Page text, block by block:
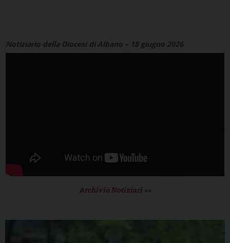
Notiziario della Diocesi di Albano – 18 giugno 2026
Archivio Notiziari >>